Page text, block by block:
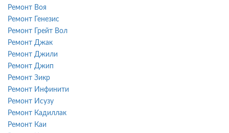
Ремонт Воя
Ремонт Генезис
Ремонт Грейт Вол
Ремонт Джак
Ремонт Джили
Ремонт Джип
Ремонт Зикр
Ремонт Инфинити
Ремонт Исузу
Ремонт Кадиллак
Ремонт Каи